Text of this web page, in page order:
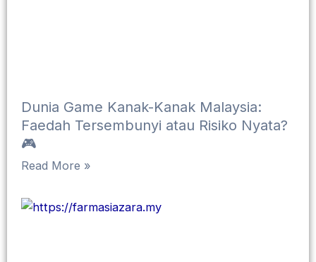
Dunia Game Kanak-Kanak Malaysia:
Faedah Tersembunyi atau Risiko Nyata?
🎮
Read More »